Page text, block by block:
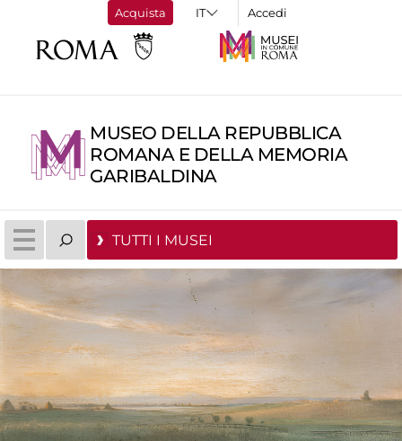
Acquista Accedi
MUSEO DELLA REPUBBLICA
ROMANA E DELLA MEMORIA
GARIBALDINA
TUTTI I MUSEI